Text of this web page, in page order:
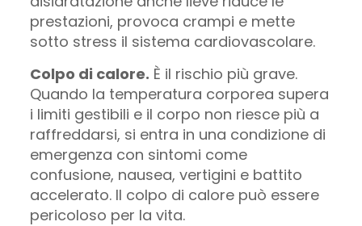
prestazioni, provoca crampi e mette
sotto stress il sistema cardiovascolare.
Colpo di calore. È il rischio più grave.
Quando la temperatura corporea supera
i limiti gestibili e il corpo non riesce più a
raffreddarsi, si entra in una condizione di
emergenza con sintomi come
confusione, nausea, vertigini e battito
accelerato. Il colpo di calore può essere
pericoloso per la vita.